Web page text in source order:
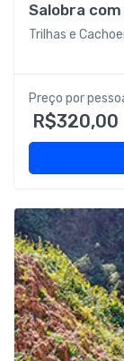
Salobra
Trilhas e
Preço por
R$320,00